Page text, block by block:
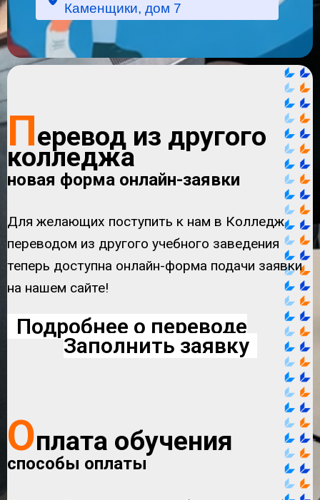
Каменщики, дом 7
Перевод из другого
колледжа
новая форма онлайн-заявки
Для желающих поступить к нам в Колледж
переводом из другого учебного заведения
теперь доступна онлайн-форма подачи заявки
на нашем сайте!
Подробнее о переводе
Заполнить заявку
Оплата обучения
способы оплаты